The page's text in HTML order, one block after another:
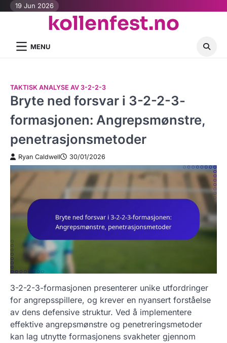
Skip19 Jun 2026
kollenfest.no
MENU
TAKTISK ANALYSE AV 3-2-2-3
Bryte ned forsvar i 3-2-2-3-
formasjonen: Angrepsmønstre,
penetrasjonsmetoder
Ryan Caldwell 30/01/2026
3-2-2-3-formasjonen presenterer unike utfordringer
for angrepsspillere, og krever en nyansert forståelse
av dens defensive struktur. Ved å implementere
effektive angrepsmønstre og penetreringsmetoder
kan lag utnytte formasjonens svakheter gjennom